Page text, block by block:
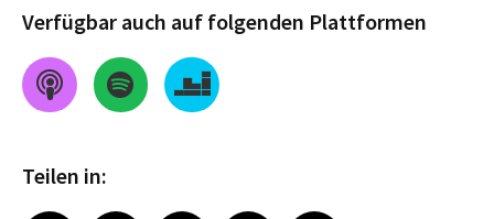
Verfügbar auch auf folgenden Plattformen
Teilen in: